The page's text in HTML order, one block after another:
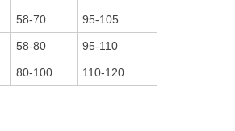
58-70 95-105
58-80 95-110
80-100 110-120